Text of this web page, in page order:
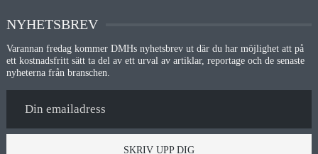
NYHETSBREV
Varannan fredag kommer DMHs nyhetsbrev ut där du har möjlighet att på
ett kostnadsfritt sätt ta del av ett urval av artiklar, reportage och de senaste
nyheterna från branschen.
SKRIV UPP DIG